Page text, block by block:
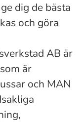
dig de bästa
och göra
AB är
är
och MAN